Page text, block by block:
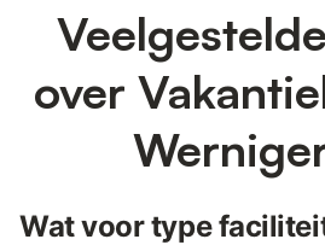
over
Wat voor type